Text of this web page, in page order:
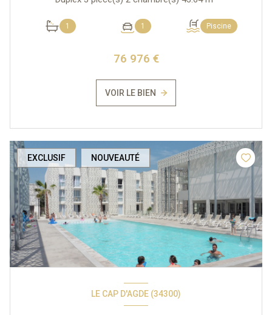
1 1 Piscine
76 976 €
VOIR LE BIEN
EXCLUSIF NOUVEAUTÉ
LE CAP D'AGDE (34300)